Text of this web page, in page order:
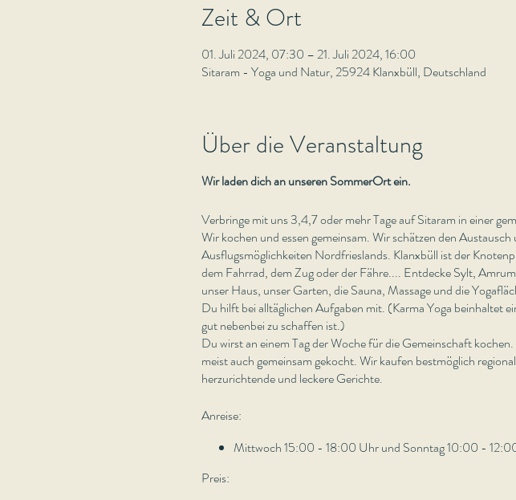
Zeit & Ort
01. Juli 2024, 07:30 – 21. Juli 2024, 16:00
Sitaram - Yoga und Natur, 25924 Klanxbüll, Deutschland
Über die Veranstaltung
Wir laden dich an unseren SommerOrt ein.
Verbringe mit uns 3,4,7 oder mehr Tage auf Sitaram in einer
Wir kochen und essen gemeinsam. Wir schätzen den
Ausflugsmöglichkeiten Nordfrieslands. Klanxbüll ist der
dem Fahrrad, dem Zug oder der Fähre.... Entdecke Sylt,
unser Haus, unser Garten, die Sauna, Massage und die
Du hilft bei alltäglichen Aufgaben mit. (Karma Yoga beinhaltet
gut nebenbei zu schaffen ist.)
Du wirst an einem Tag der Woche für die Gemeinschaft
meist auch gemeinsam gekocht. Wir kaufen bestmöglich
herzurichtende und leckere Gerichte.
Anreise:
Mittwoch 15:00 - 18:00 Uhr und Sonntag 10:00 -
Preis: